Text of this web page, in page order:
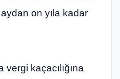
on yıla kadar
kaçacılığına